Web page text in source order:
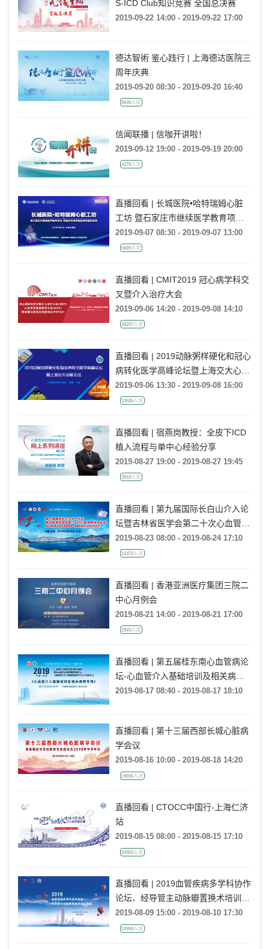
S-ICD Club知识竞赛 全国总决赛
2019-09-22 14:00 - 2019-09-22 17:00
德达智術 鉴心践行 | 上海德达医院三
周年庆典
2019-09-20 08:30 - 2019-09-20 16:40
8649人次
信闻联播 | 信咖开讲啦！
2019-09-12 19:00 - 2019-09-19 20:00
4278人次
直播回看 | 长城医院•哈特瑞姆心脏
工坊 暨石家庄市继续医学教育项目-
希浦氏传导系统起搏的临床应用
2019-09-07 08:30 - 2019-09-07 13:00
6820人次
直播回看 | CMIT2019 冠心病学科交
叉暨介入治疗大会
2019-09-06 14:20 - 2019-09-08 14:10
26257人次
直播回看 | 2019动脉粥样硬化和冠心
病转化医学高峰论坛暨上海交大心脏
论坛
2019-09-06 13:30 - 2019-09-08 16:00
13626人次
直播回看 | 宿燕岗教授：全皮下ICD
植入流程与单中心经验分享
2019-08-27 19:00 - 2019-08-27 19:45
3918人次
直播回看 | 第九届国际长白山介入论
坛暨吉林省医学会第二十次心血管病
学术年会
2019-08-23 08:00 - 2019-08-24 17:10
12472人次
直播回看 | 香港亚洲医疗集团三院二
中心月例会
2019-08-21 14:00 - 2019-08-21 17:00
2843人次
直播回看 | 第五届桂东南心血管病论
坛-心血管介入基础培训及相关病例
专场
2019-08-17 08:40 - 2019-08-17 18:10
直播回看 | 第十三届西部长城心脏病
学会议
2019-08-16 10:00 - 2019-08-18 14:20
19656人次
直播回看 | CTOCC中国行-上海仁济
站
2019-08-15 08:00 - 2019-08-15 17:10
19353人次
直播回看 | 2019血管疾病多学科协作
论坛、经导管主动脉瓣置换术培训课
程
2019-08-09 15:00 - 2019-08-10 17:30
10990人次